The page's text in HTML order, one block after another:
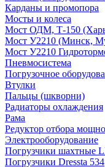
Карданы и промопора
Мосты и колеса
Мост ОДМ, Т-150
Мост У2210 (Минск,
Мост У2210
Пневмосистема
Погрузочное
Втулки
Пальцы (шкворни)
Радиаторы охлаждения
Рама
Редуктор отбора
Электрооборудование
Погрузчики шахтные
Погрузчики Dressta 534